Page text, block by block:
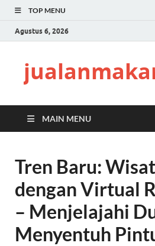
TOP MENU
Agustus 6, 2026
MAIN MENU
Tren Baru:
dengan Virtual
– Menjelajahi
Menyentuh